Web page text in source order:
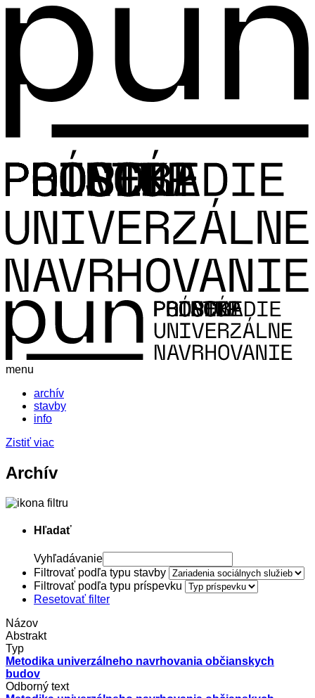
menu
archív
stavby
info
Zistiť viac
Archív
Hľadať
Vyhľadávanie
Filtrovať podľa typu stavby
Filtrovať podľa typu príspevku
Resetovať filter
Názov
Abstrakt
Typ
Metodika univerzálneho navrhovania občianskych
budov
Odborný text